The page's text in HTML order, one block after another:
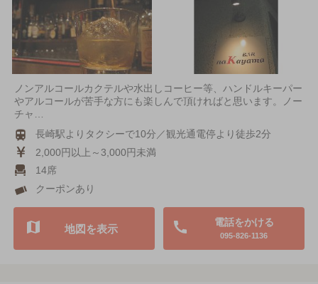
ノンアルコールカクテルや水出しコーヒー等、ハンドルキーパー
やアルコールが苦手な方にも楽しんで頂ければと思います。ノー
チャ…
長崎駅よりタクシーで10分／観光通電停より徒歩2分
2,000円以上～3,000円未満
14席
クーポンあり
電話をかける
095-826-1136
地図を表示